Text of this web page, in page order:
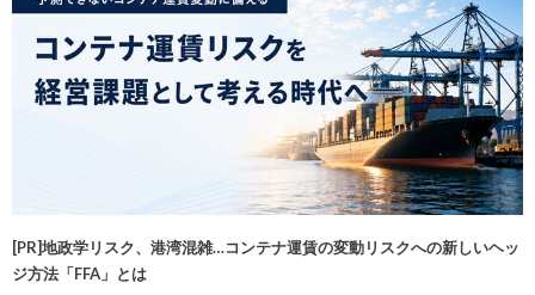
[PR]地政学リスク、港湾混雑…コンテナ運賃の変動リスクへの新しいヘッ
ジ方法「FFA」とは